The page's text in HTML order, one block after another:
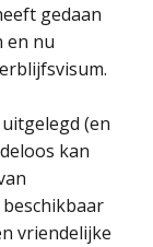
gedaan
en nu
(en
kan
vriendelijke